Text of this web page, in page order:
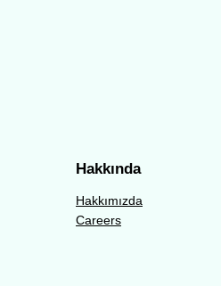
Hakkında
Hakkımızda
Careers